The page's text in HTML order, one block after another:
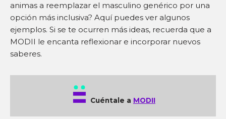
animas a reemplazar el masculino genérico por una
opción más inclusiva? Aquí puedes ver algunos
ejemplos. Si se te ocurren más ideas, recuerda que a
MODII le encanta reflexionar e incorporar nuevos
saberes.
Cuéntale a MODII